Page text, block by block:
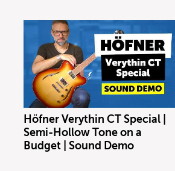
Höfner Verythin CT Special |
Semi-Hollow Tone on a
Budget | Sound Demo